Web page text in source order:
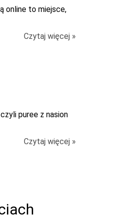
online to miejsce,
Czytaj więcej »
puree z nasion
Czytaj więcej »